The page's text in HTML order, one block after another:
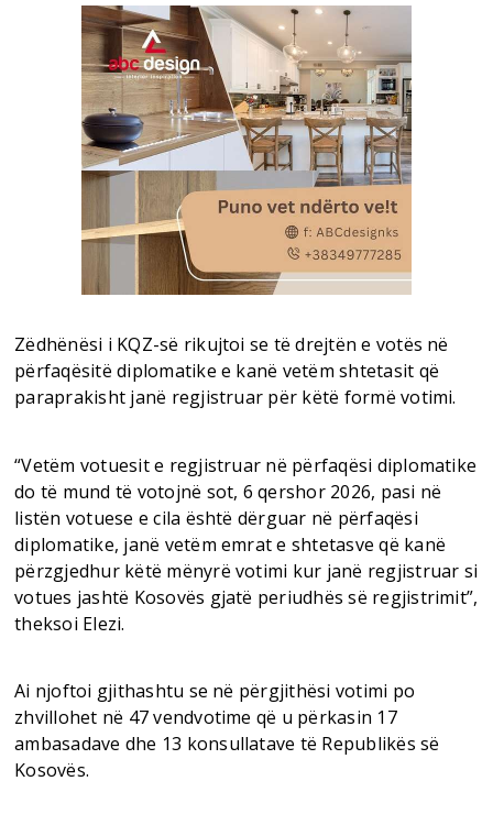
Zëdhënësi i KQZ-së rikujtoi se të drejtën e votës në
përfaqësitë diplomatike e kanë vetëm shtetasit që
paraprakisht janë regjistruar për këtë formë votimi.
“Vetëm votuesit e regjistruar në përfaqësi diplomatike
do të mund të votojnë sot, 6 qershor 2026, pasi në
listën votuese e cila është dërguar në përfaqësi
diplomatike, janë vetëm emrat e shtetasve që kanë
përzgjedhur këtë mënyrë votimi kur janë regjistruar si
votues jashtë Kosovës gjatë periudhës së regjistrimit”,
theksoi Elezi.
Ai njoftoi gjithashtu se në përgjithësi votimi po
zhvillohet në 47 vendvotime që u përkasin 17
ambasadave dhe 13 konsullatave të Republikës së
Kosovës.